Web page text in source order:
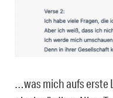
…was mich aufs erste